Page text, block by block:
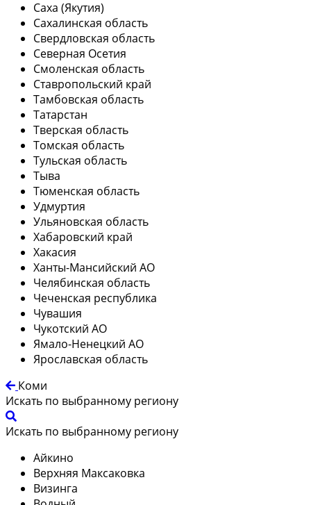
Саха (Якутия)
Сахалинская область
Свердловская область
Северная Осетия
Смоленская область
Ставропольский край
Тамбовская область
Татарстан
Тверская область
Томская область
Тульская область
Тыва
Тюменская область
Удмуртия
Ульяновская область
Хабаровский край
Хакасия
Ханты-Мансийский АО
Челябинская область
Чеченская республика
Чувашия
Чукотский АО
Ямало-Ненецкий АО
Ярославская область
Коми
Искать по выбранному региону
Искать по выбранному региону
Айкино
Верхняя Максаковка
Визинга